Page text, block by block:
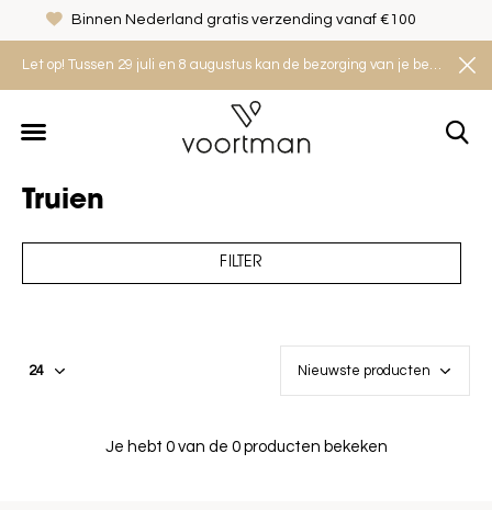
Let op! Tussen 29 juli en 8 augustus kan de bezorging van je bestelling iets langer duren. Houd rekening met een levertijd van 2 tot 4 werkdagen.
Binnen Nederland gratis verzending vanaf €100
Truien
FILTER
Je hebt 0 van de 0 producten bekeken